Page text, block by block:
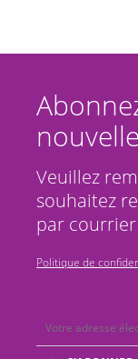
Veuillez
souhaitez
par
Politique de